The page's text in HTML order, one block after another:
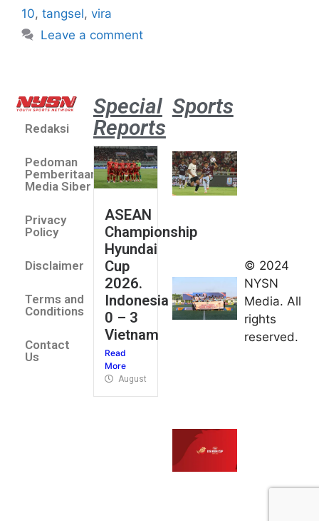
10, tangsel, vira
Leave a comment
Redaksi
Pedoman
Pemberitaan
Media Siber
Privacy
Policy
Disclaimer
Terms and
Conditions
Contact
Us
Special
Reports
ASEAN
Championship
Hyundai
Cup
2026.
Indonesia
0 – 3
Vietnam
Read
More
August 4, 2026
Sports
umum
Kejurnas
Panahan
Junior di
Kudus
grup
© 2024
NYSN
Media. All
rights
reserved.